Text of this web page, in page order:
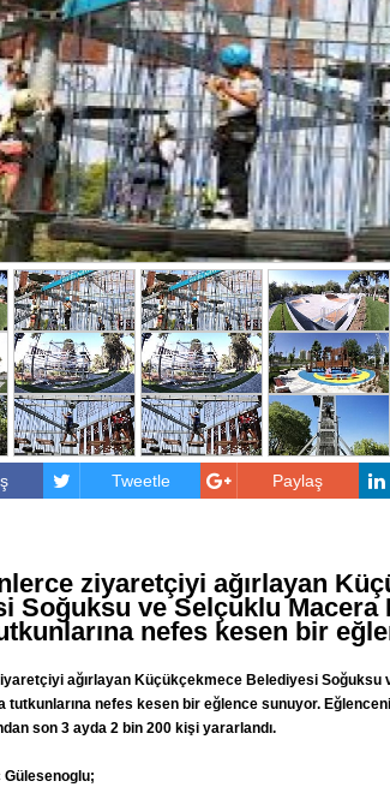
Tweetle Paylaş
ziyaretçiyi ağırlayan
Soğuksu ve Selçuklu Macera
nefes kesen bir
ağırlayan Küçükçekmece Belediyesi Soğuksu
tutkunlarına nefes kesen bir eğlence sunuyor.
son 3 ayda 2 bin 200 kişi yararlandı.
Gülesenoglu;